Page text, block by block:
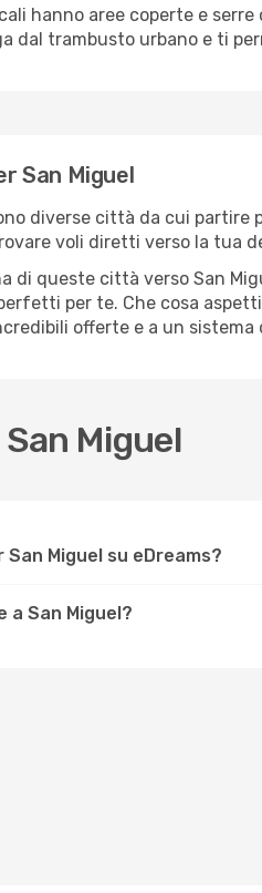
hanno aree coperte e
dal trambusto urbano e ti
San Miguel
diverse città da cui
voli diretti verso la tua
di queste città verso San
per te. Che cosa
offerte e a un
Miguel
Miguel su eDreams?
a San Miguel?